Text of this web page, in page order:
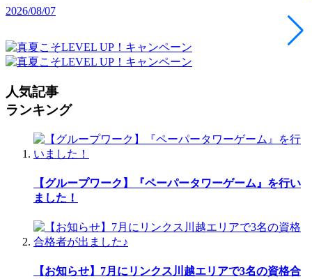
2026/08/07
人気記事
ランキング
【グループワーク】『ペーパータワーゲーム』を行い
ました！
【お知らせ】7月にリンクス川越エリアで3名の資格合